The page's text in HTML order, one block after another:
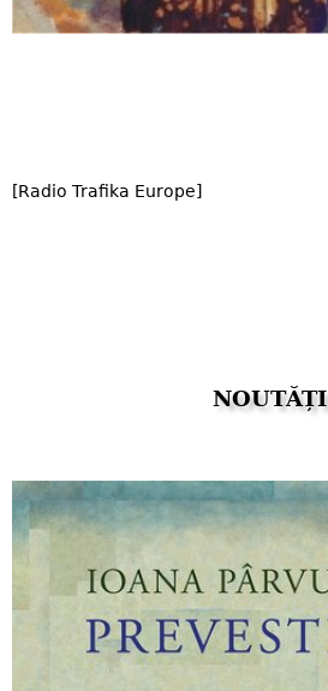
[Radio Trafika Europe]
NOUTĂȚI